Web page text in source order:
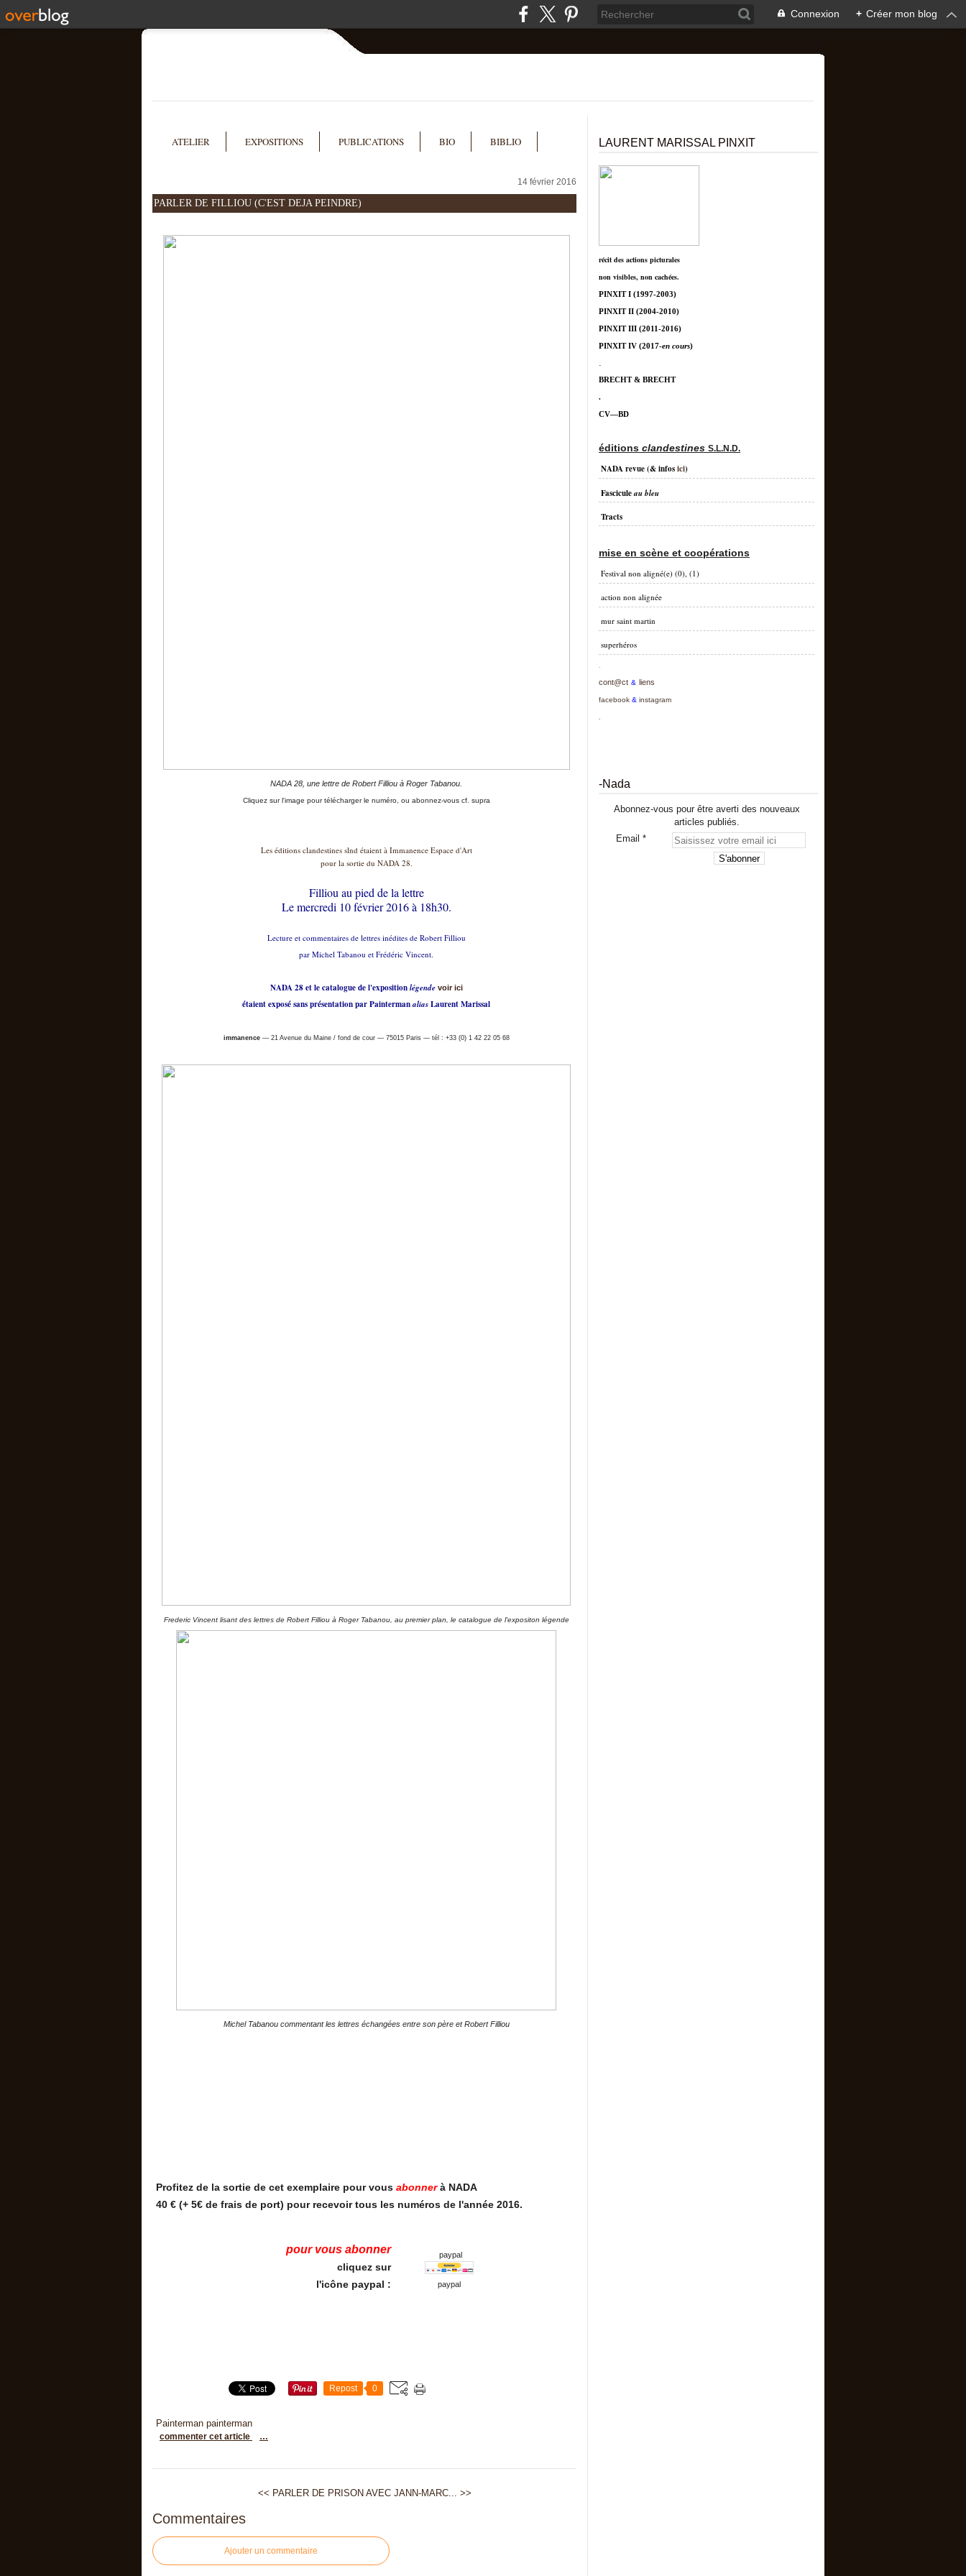
Connexion + Créer mon blog
ATELIER EXPOSITIONS PUBLICATIONS BIO BIBLIO
14 février 2016
PARLER DE FILLIOU (C'EST DEJA PEINDRE)
NADA 28, une lettre de Robert Filliou à Roger Tabanou.
Cliquez sur l'image pour télécharger le numéro, ou abonnez-vous cf. supra
Les éditions clandestines slnd étaient à Immanence Espace d'Art
pour la sortie du NADA 28.
Filliou au pied de la lettre
Le mercredi 10 février 2016 à 18h30.
Lecture et commentaires de lettres inédites de Robert Filliou
par Michel Tabanou et Frédéric Vincent.
NADA 28 et le catalogue de l'expositionlégende voir ici
étaient exposé sans présentation par PaintermanaliasLaurent Marissal
immanence— 21 Avenue du Maine / fond de cour — 75015 Paris — tél : +33 (0) 1 42 22 05 68
Frederic Vincent lisant des lettres de Robert Filliou à Roger Tabanou, au premier plan, le catalogue de l'expositon légende
Michel Tabanou commentant les lettres échangées entre son père et Robert Filliou
Profitez de la sortie de cet exemplaire pour vous abonnerà NADA
40 € (+ 5€ de frais de port) pour recevoir tous les numéros de l'année 2016.
pour vous abonner
cliquez sur
l'icône paypal :
paypal
paypal
Repost 0
Painterman painterman
commenter cet article …
<< PARLER DE PRISON AVEC JANN-MARC... >>
Commentaires
Ajouter un commentaire
LAURENT MARISSAL PINXIT
récit des actions picturales
non visibles, non cachées.
PINXIT I (1997-2003)
PINXIT II (2004-2010)
PINXIT III (2011-2016)
PINXIT IV (2017-en cours)
.
BRECHT & BRECHT
.
CV—BD
éditions clandestines S.L.N.D.
NADA revue(& infosici)
Fasciculeau bleu
Tracts
mise en scène et coopérations
Festival non aligné(e) (0), (1)
action non alignée
mur saint martin
superhéros
cont@ct & liens
facebook & instagram
.
-Nada
Abonnez-vous pour être averti des nouveaux
articles publiés.
Email